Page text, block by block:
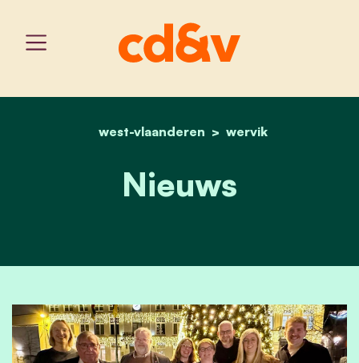
home
west-vlaanderen wervik
wervik_nieuws
Nieuws